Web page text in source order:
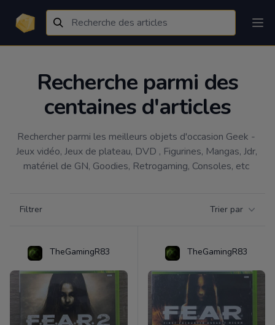
Recherche parmi des
centaines d'articles
Rechercher parmi les meilleurs objets d'occasion Geek -
Jeux vidéo, Jeux de plateau, DVD , Figurines, Mangas, Jdr,
matériel de GN, Goodies, Retrogaming, Consoles, etc
Filtrer Trier par
TheGamingR83 TheGamingR83